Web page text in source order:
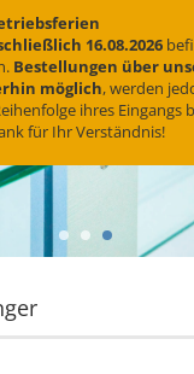
16.08.2026
Bestellungen über
möglich, werden
ihres Eingangs
für Ihr Verständnis!